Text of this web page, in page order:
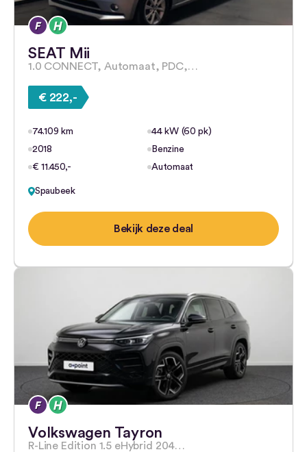
SEAT Mii
1.0 CONNECT, Automaat, PDC,…
€ 222,-
74.109 km
44 kW (60 pk)
2018
Benzine
€ 11.450,-
Automaat
Spaubeek
Bekijk deze deal
Volkswagen Tayron
R-Line Edition 1.5 eHybrid 204…